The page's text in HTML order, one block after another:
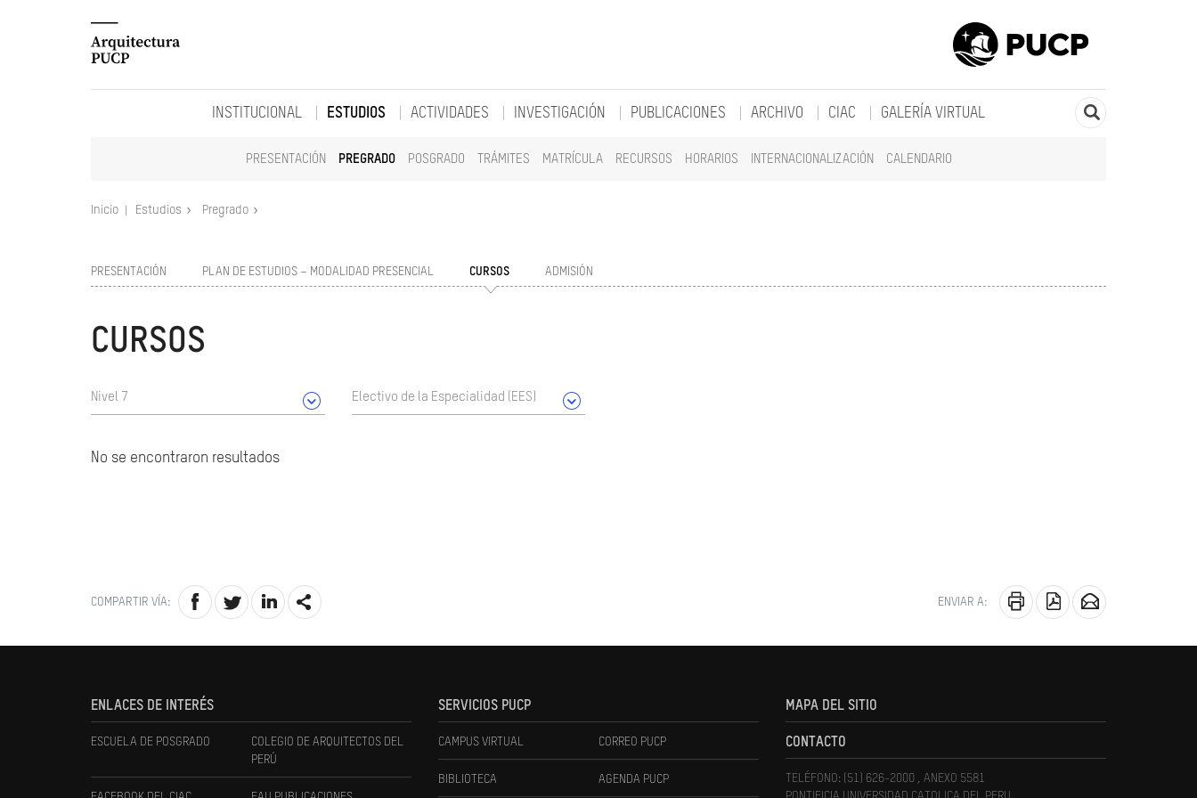
INSTITUCIONAL ESTUDIOS
PRESENTACIÓN PREGRADO POSGRADO TRÁMITES MATRÍCULA RECURSOS HORARIOS INTERNACIONALIZACIÓN CALENDARIO
ACTIVIDADES INVESTIGACIÓN PUBLICACIONES ARCHIVO CIAC GALERÍA VIRTUAL
Inicio Estudios Pregrado
PRESENTACIÓN PLAN DE ESTUDIOS – MODALIDAD PRESENCIAL CURSOS ADMISIÓN
CURSOS
Nivel 7 Electivo de la Especialidad (EES)
No se encontraron resultados
COMPARTIR VÍA: ENVIAR A:
ENLACES DE INTERÉS
ESCUELA DE POSGRADO
COLEGIO DE ARQUITECTOS DEL
PERÚ
SERVICIOS PUCP
CAMPUS VIRTUAL CORREO PUCP
BIBLIOTECA AGENDA PUCP
MAPA DEL SITIO
CONTACTO
TELÉFONO: (51) 626-2000 , ANEXO 5581